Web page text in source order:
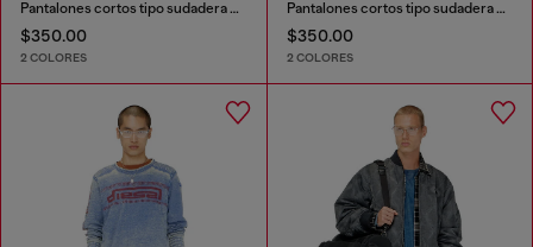
Pantalones cortos tipo sudadera con motivos devoré
$350.00
2 COLORES
Pantalones cortos tipo sudadera con motivos devoré
$350.00
2 COLORES